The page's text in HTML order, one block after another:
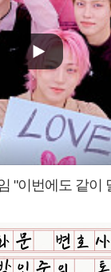
"이번에도 같이